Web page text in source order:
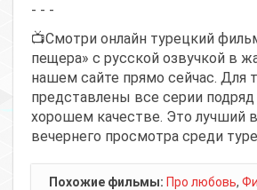
- - -
📺Смотри онлайн турецкий
пещера» с русской озвучкой в
нашем сайте прямо сейчас. Для
представлены все серии подряд
хорошем качестве. Это лучший
вечернего просмотра среди
Похожие фильмы: Про любовь,